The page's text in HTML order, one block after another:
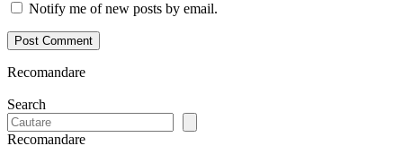
Notify me of new posts by email.
Recomandare
Search
Recomandare